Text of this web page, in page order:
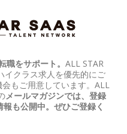
職をサポート。 ALL STAR
イクラス求人を優先的にご
もご用意しています。ALL
メールマガジンでは、登録
も公開中。ぜひご登録く